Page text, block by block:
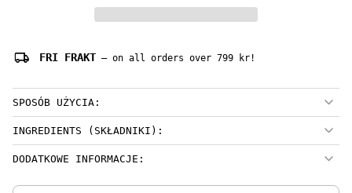
local_shipping FRI FRAKT — on all orders over 799 kr!
SPOSÓB UŻYCIA:
INGREDIENTS (SKŁADNIKI):
DODATKOWE INFORMACJE: